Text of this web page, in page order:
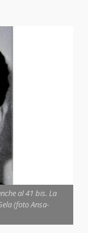
al 41 bis. La
(foto Ansa-